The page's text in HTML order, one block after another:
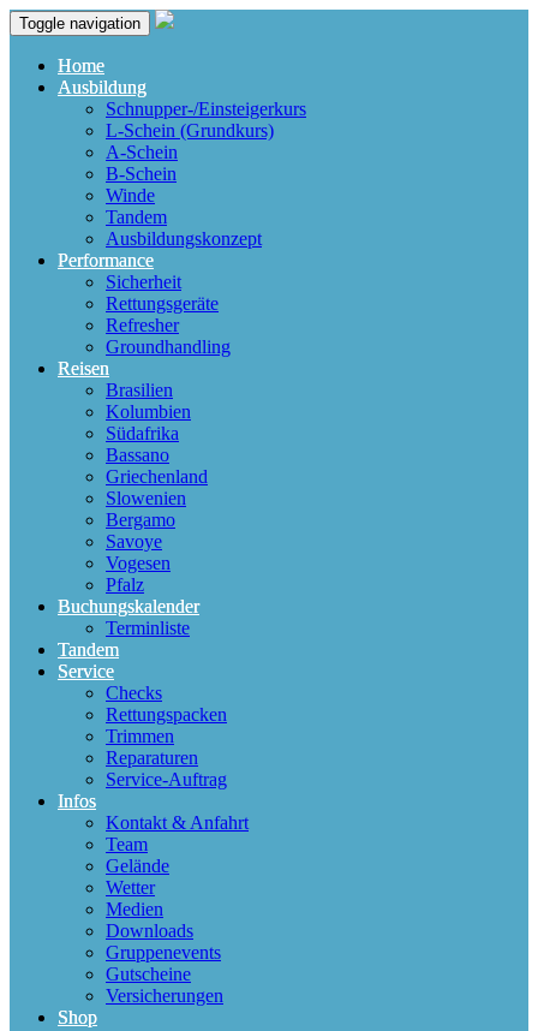
Toggle navigation
Home
Ausbildung
Schnupper-/Einsteigerkurs
L-Schein (Grundkurs)
A-Schein
B-Schein
Winde
Tandem
Ausbildungskonzept
Performance
Sicherheit
Rettungsgeräte
Refresher
Groundhandling
Reisen
Brasilien
Kolumbien
Südafrika
Bassano
Griechenland
Slowenien
Bergamo
Savoye
Vogesen
Pfalz
Buchungskalender
Terminliste
Tandem
Service
Checks
Rettungspacken
Trimmen
Reparaturen
Service-Auftrag
Infos
Kontakt & Anfahrt
Team
Gelände
Wetter
Medien
Downloads
Gruppenevents
Gutscheine
Versicherungen
Shop